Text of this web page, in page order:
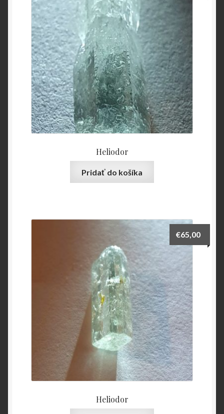
O nás
OBCHODNÉ PODMIENKY
Pokladňa
Zásady ochrany osobných údajov
Heliodor
Pridať do košíka
Heliodor
€65,00